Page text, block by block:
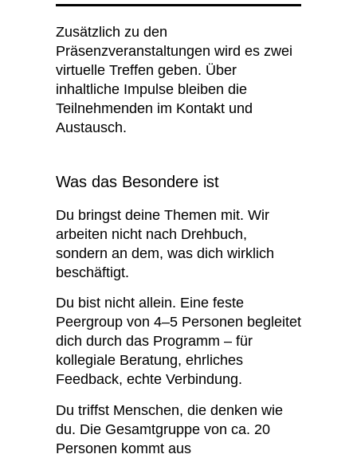
Zusätzlich zu den
Präsenzveranstaltungen wird es zwei
virtuelle Treffen geben. Über
inhaltliche Impulse bleiben die
Teilnehmenden im Kontakt und
Austausch.
Was das Besondere ist
Du bringst deine Themen mit. Wir
arbeiten nicht nach Drehbuch,
sondern an dem, was dich wirklich
beschäftigt.
Du bist nicht allein. Eine feste
Peergroup von 4–5 Personen begleitet
dich durch das Programm – für
kollegiale Beratung, ehrliches
Feedback, echte Verbindung.
Du triffst Menschen, die denken wie
du. Die Gesamtgruppe von ca. 20
Personen kommt aus